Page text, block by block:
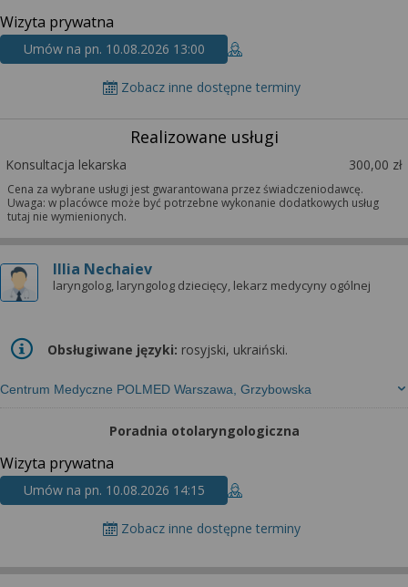
Wizyta prywatna
Umów na pn. 10.08.2026 13:00
Zobacz inne dostępne terminy
Realizowane usługi
Konsultacja lekarska 300,00 zł
Cena za wybrane usługi jest gwarantowana przez świadczeniodawcę.
Uwaga: w placówce może być potrzebne wykonanie dodatkowych usług
tutaj nie wymienionych.
Illia Nechaiev
laryngolog, laryngolog dziecięcy, lekarz medycyny ogólnej
Centrum Medyczne POLMED Warszawa, Grzybowska
Obsługiwane języki: rosyjski, ukraiński.
Poradnia otolaryngologiczna
Wizyta prywatna
Umów na pn. 10.08.2026 14:15
Zobacz inne dostępne terminy
możesz też wycofać zgodę na przetwarzanie Twoich
danych tylko w niektórych celach. Jeżeli chcesz
dowiedzieć się więcej lub chcesz przeprowadzić
konfigurację szczegółową, to możesz tego dokonać
Więcej informacji na temat wykorzystywania
narzędzi zewnętrznych w naszym serwisie
znajdziesz w Regulaminie Serwisu.